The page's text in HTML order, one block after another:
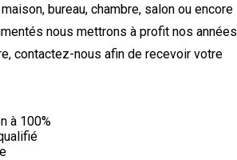
bureau, chambre, salon ou encore
nous mettrons à profit nos années
contactez-nous afin de recevoir votre
à 100%